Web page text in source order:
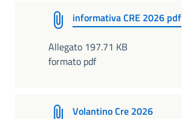
informativa CRE 2026 pdf
Allegato 197.71 KB
formato pdf
Volantino Cre 2026